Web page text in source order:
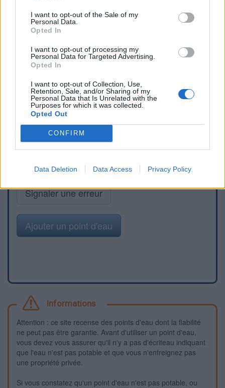
I want to opt-out of the Sale of my
Personal Data.
Opted In
I want to opt-out of processing my
Personal Data for Targeted Advertising.
Opted In
I want to opt-out of Collection, Use,
Retention, Sale, and/or Sharing of my
Personal Data that Is Unrelated with the
Purposes for which it was collected.
Opted Out
CONFIRM
Data Deletion Data Access Privacy Policy
Signaler une erreur
Ajouter un point d'eau
Informations
Attention : ce site recense des points d'eau dont la fiabilité
ne peut pas être garantie. Avant d'utiliser un point d'eau,
vous devez vous assurer qu'il n'y a pas d'écriteau indiquant
que l'eau n'est pas potable et que vous n'enfreignez pas
une propriété privée.
Si vous constatez qu'un point d'eau n'est pas potable, ou